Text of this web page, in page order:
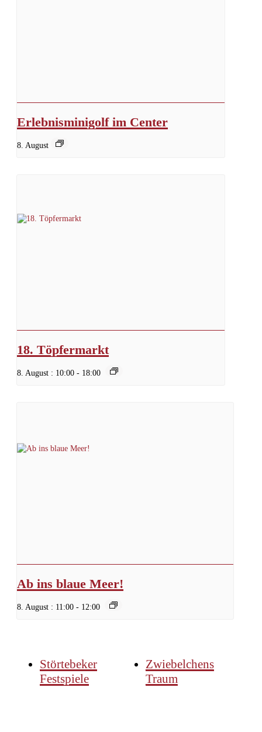
Erlebnisminigolf im Center
8. August
18. Töpfermarkt
8. August : 10:00 - 18:00
Ab ins blaue Meer!
8. August : 11:00 - 12:00
Störtebeker
Festspiele
Zwiebelchens
Traum